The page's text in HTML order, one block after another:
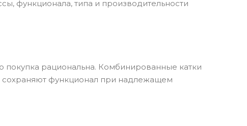
функционала, типа и производительности
покупка рациональна. Комбинированные катки
сохраняют функционал при надлежащем